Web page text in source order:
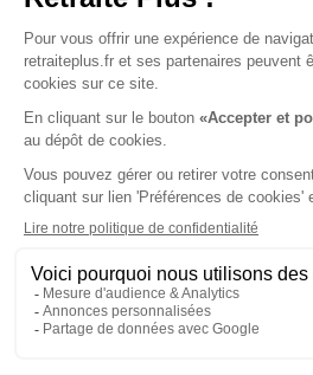
Vous avez besoin d’une
Obtenir les tarifs &
SUIVEZ-NOUS SUR :
Protection données personnelles